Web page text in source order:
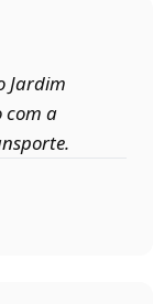
Jardim
com a